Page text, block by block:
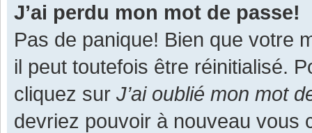
J’ai perdu mon mot de passe!
Pas de panique! Bien que votre
il peut toutefois être réinitialisé.
cliquez sur J’ai oublié mon mot
devriez pouvoir à nouveau vous